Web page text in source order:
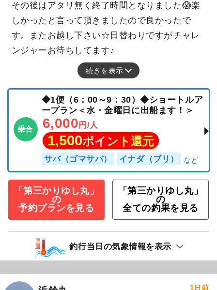
その後はアタリ無く終了時間となりました😱楽
しかったと言って頂きましたので良かったで
す。またお越し下さい☆日替わりですがチャレ
ンジャーお待ちしてます♪
続きを表示
乗合
◆1便（6：00～9：30）◆ショートルア
ープラン＜水・金曜日に出船ます！＞
6,000 円/人
1,500ポイント還元
サバ（ゴマサバ） イナダ（ブリ）
「第三かりゆし丸」
の
予約プランを見る
「第三かりゆし丸」
の
全ての釣果を見る
釣行当日の気象情報を表示
1日前